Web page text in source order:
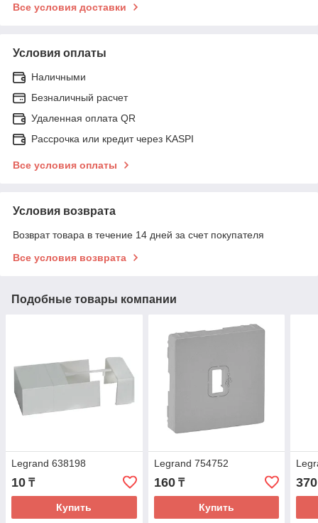
Все условия доставки
Условия оплаты
Наличными
Безналичный расчет
Удаленная оплата QR
Рассрочка или кредит через KASPI
Все условия оплаты
Условия возврата
Возврат товара в течение 14 дней за счет покупателя
Все условия возврата
Подобные товары компании
Legrand 638198
10 ₸
Купить
Legrand 754752
160₸
Купить
370